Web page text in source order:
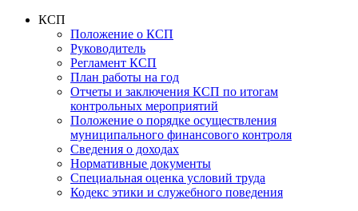
КСП
Положение о КСП
Руководитель
Регламент КСП
План работы на год
Отчеты и заключения КСП по итогам
контрольных мероприятий
Положение о порядке осуществления
муниципального финансового контроля
Сведения о доходах
Нормативные документы
Специальная оценка условий труда
Кодекс этики и служебного поведения